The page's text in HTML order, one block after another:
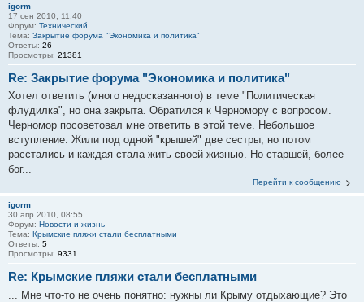
igorm
17 сен 2010, 11:40
Форум: Технический
Тема: Закрытие форума "Экономика и политика"
Ответы: 26
Просмотры: 21381
Re: Закрытие форума "Экономика и политика"
Хотел ответить (много недосказанного) в теме "Политическая
флудилка", но она закрыта. Обратился к Черномору с вопросом.
Черномор посоветовал мне ответить в этой теме. Небольшое
вступление. Жили под одной "крышей" две сестры, но потом
расстались и каждая стала жить своей жизнью. Но старшей, более
бог...
Перейти к сообщению
igorm
30 апр 2010, 08:55
Форум: Новости и жизнь
Тема: Крымские пляжи стали бесплатными
Ответы: 5
Просмотры: 9331
Re: Крымские пляжи стали бесплатными
... Мне что-то не очень понятно: нужны ли Крыму отдыхающие? Это